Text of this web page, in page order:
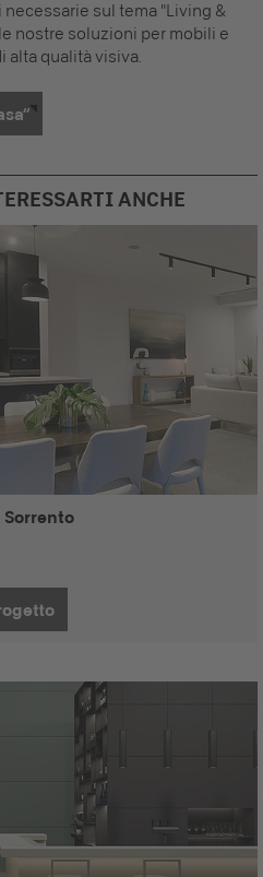
sul tema "Living &
nostre soluzioni per mobili e
alta qualità visiva.
ANCHE
Sorrento